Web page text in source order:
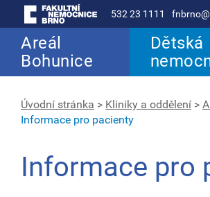
532 23 1111
Areál
Bohunice
Dětská
Úvodní stránka > Kliniky a oddělení >
Informace pro pacienty
Informace pro